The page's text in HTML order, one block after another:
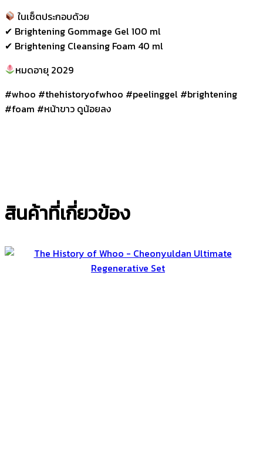
ในเซ็ตประกอบด้วย
✔ Brightening Gommage Gel 100 ml
✔ Brightening Cleansing Foam 40 ml
หมดอายุ 2029
#whoo #thehistoryofwhoo #peelinggel #brightening
#foam #หน้าขาว ดูน้อยลง
สินค้าที่เกี่ยวข้อง